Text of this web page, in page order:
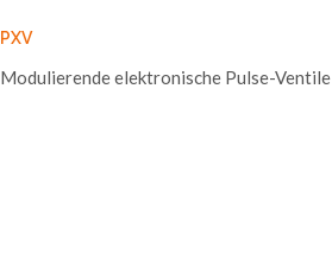
PXV
Modulierende elektronische Pulse-Ventile